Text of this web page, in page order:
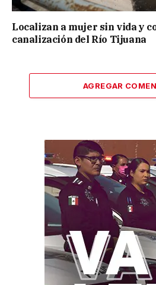
Localizan a mujer sin vida y
canalización del Río Tijuana
AGREGAR